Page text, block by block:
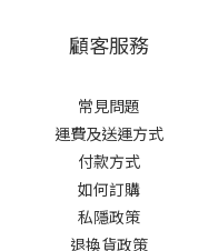
顧客服務
常見問題
運費及送運方式
付款方式
如何訂購
私隱政策
退換貨政策